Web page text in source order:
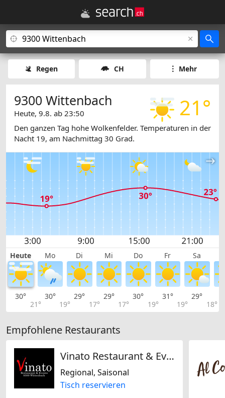
Regen CH Mehr
21°
9300 Wittenbach
Heute, 9.8. ab 23:50
Den ganzen Tag hohe Wolkenfelder. Temperaturen in der
Nacht 19, am Nachmittag 30 Grad.
Heute Mo Di Mi Do Fr Sa
30°
21°
30°
19°
29°
17°
29°
17°
30°
19°
31°
19°
29°
18°
Empfohlene Restaurants
Vinato Restaurant & Events
Regional, Saisonal
Tisch reservieren